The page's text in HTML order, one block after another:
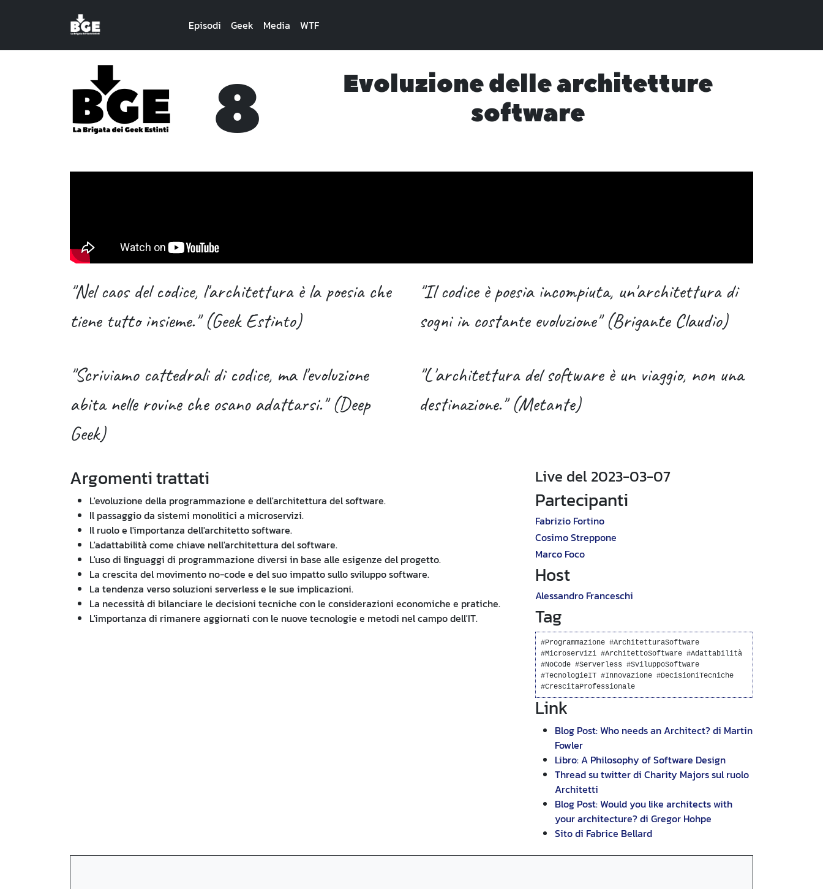
Episodi Geek Media WTF
8
Evoluzione delle architetture
software
"Nel caos del codice, l'architettura è la poesia che
tiene tutto insieme." (Geek Estinto)
"Il codice è poesia incompiuta, un'architettura di
sogni in costante evoluzione" (Brigante Claudio)
"Scriviamo cattedrali di codice, ma l'evoluzione
abita nelle rovine che osano adattarsi." (Deep
Geek)
"L'architettura del software è un viaggio, non una
destinazione." (Metante)
Argomenti trattati
L'evoluzione della programmazione e dell'architettura del software.
Il passaggio da sistemi monolitici a microservizi.
Il ruolo e l'importanza dell'architetto software.
L'adattabilità come chiave nell'architettura del software.
L'uso di linguaggi di programmazione diversi in base alle esigenze del progetto.
La crescita del movimento no-code e del suo impatto sullo sviluppo software.
La tendenza verso soluzioni serverless e le sue implicazioni.
La necessità di bilanciare le decisioni tecniche con le considerazioni economiche e pratiche.
L'importanza di rimanere aggiornati con le nuove tecnologie e metodi nel campo dell'IT.
Live del 2023-03-07
Partecipanti
Fabrizio Fortino
Cosimo Streppone
Marco Foco
Host
Alessandro Franceschi
Tag
#Programmazione #ArchitetturaSoftware
#Microservizi #ArchitettoSoftware #Adattabilità
#NoCode #Serverless #SviluppoSoftware
#TecnologieIT #Innovazione #DecisioniTecniche
#CrescitaProfessionale
Link
Blog Post: Who needs an Architect? di Martin
Fowler
Libro: A Philosophy of Software Design
Thread su twitter di Charity Majors sul ruolo
Architetti
Blog Post: Would you like architects with
your architecture? di Gregor Hohpe
Sito di Fabrice Bellard